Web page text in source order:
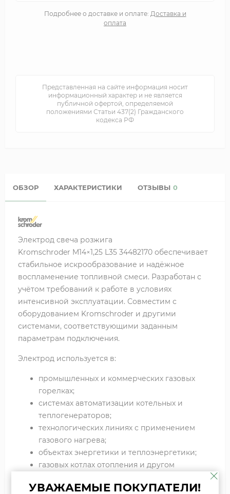
Подробнее о доставке и оплате: Доставка и
оплата
Представленная на сайте информация носит
информационный характер и не является
публичной офертой, определяемой
положениями Статьи 437(2) Гражданского
кодекса РФ
ОБЗОР ХАРАКТЕРИСТИКИ ОТЗЫВЫ 0
Электрод свеча розжига
Kromschroder M14×1,25 L35 34482170 обеспечивает
стабильное искрообразование и надёжное
воспламенение топливной смеси. Разработан с
учётом требований к работе в условиях
интенсивной эксплуатации. Совместим с
оборудованием Kromschroder и другими
системами, соответствующими заданным
параметрам подключения.
Электрод используется в:
промышленных и коммерческих газовых
горелках;
системах автоматизации котельных и
теплогенераторов;
технологических линиях с применением
газового нагрева;
объектах энергетики и теплоэнергетики;
газовых котлах отопления и другом
УВАЖАЕМЫЕ ПОКУПАТЕЛИ!